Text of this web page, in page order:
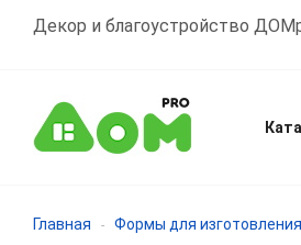
Декор и благоустройство
Главная - Формы для